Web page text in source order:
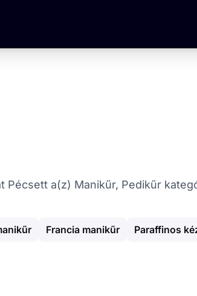
Pécsett a(z) Manikűr, Pedikűr
Francia manikűr Paraffinos